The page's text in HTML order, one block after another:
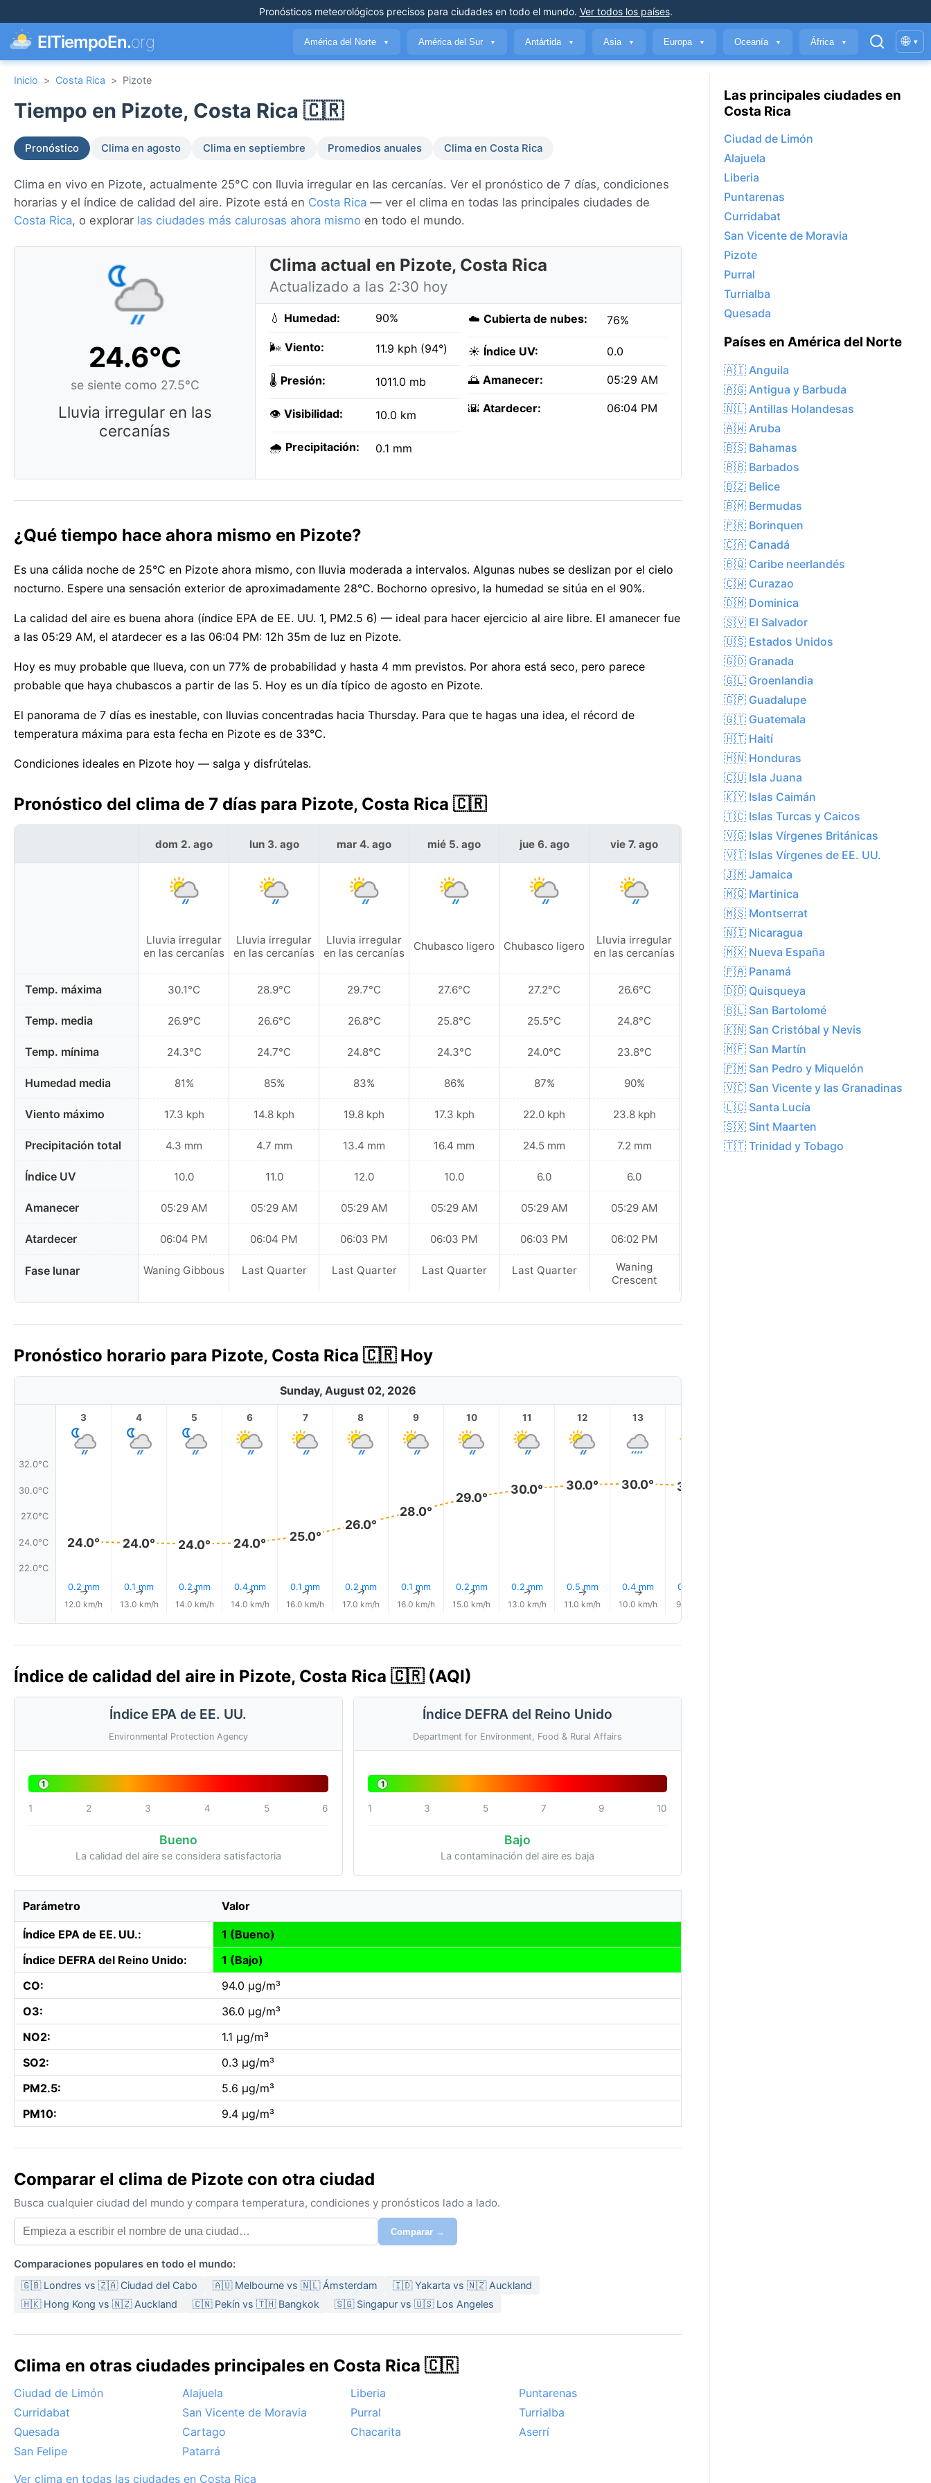
Pronósticos meteorológicos precisospara ciudades en todo el mundo. Ver todos los países.
ElTiempoEn.org América del Norte ▼ América del Sur ▼ Antártida ▼ Asia ▼ Europa ▼ Oceanía ▼ África ▼ 🌐 ▾
Inicio > Costa Rica > Pizote
Tiempo en Pizote, Costa Rica 🇨🇷
Pronóstico Clima en agosto Clima en septiembre Promedios anuales Clima en Costa Rica
Clima en vivo en Pizote, actualmente 25°C con lluvia irregular en las cercanías. Ver el pronóstico de 7 días, condiciones
horarias y el índice de calidad del aire. Pizote está en Costa Rica — ver el clima en todas las principales ciudades de
Costa Rica, o explorar las ciudades más calurosas ahora mismo en todo el mundo.
24.6°C
se siente como 27.5°C
Lluvia irregular en las
cercanías
Clima actual en Pizote, Costa Rica
Actualizado a las 2:30 hoy
💧 Humedad: 90%
🌬️ Viento: 11.9 kph (94°)
🌡️ Presión: 1011.0 mb
👁️ Visibilidad: 10.0 km
🌧️ Precipitación: 0.1 mm
☁️ Cubierta de nubes: 76%
☀️ Índice UV: 0.0
🌅 Amanecer: 05:29 AM
🌇 Atardecer: 06:04 PM
¿Qué tiempo hace ahora mismo en Pizote?
Es una cálida noche de 25°C en Pizote ahora mismo, con lluvia moderada a intervalos. Algunas nubes se deslizan por el cielo
nocturno. Espere una sensación exterior de aproximadamente 28°C. Bochorno opresivo, la humedad se sitúa en el 90%.
La calidad del aire es buena ahora (índice EPA de EE. UU. 1, PM2.5 6) — ideal para hacer ejercicio al aire libre. El amanecer fue
a las 05:29 AM, el atardecer es a las 06:04 PM: 12h 35m de luz en Pizote.
Hoy es muy probable que llueva, con un 77% de probabilidad y hasta 4 mm previstos. Por ahora está seco, pero parece
probable que haya chubascos a partir de las 5. Hoy es un día típico de agosto en Pizote.
El panorama de 7 días es inestable, con lluvias concentradas hacia Thursday. Para que te hagas una idea, el récord de
temperatura máxima para esta fecha en Pizote es de 33°C.
Condiciones ideales en Pizote hoy — salga y disfrútelas.
Pronóstico del clima de 7 días para Pizote, Costa Rica 🇨🇷
Temp. máxima
Temp. media
Temp. mínima
Humedad media
Viento máximo
Precipitación total
Índice UV
Amanecer
Atardecer
Fase lunar
dom 2. ago
Lluvia irregular
en las cercanías
30.1°C
26.9°C
24.3°C
81%
17.3 kph
4.3 mm
10.0
05:29 AM
06:04 PM
Waning Gibbous
lun 3. ago
Lluvia irregular
en las cercanías
28.9°C
26.6°C
24.7°C
85%
14.8 kph
4.7 mm
11.0
05:29 AM
06:04 PM
Last Quarter
mar 4. ago
Lluvia irregular
en las cercanías
29.7°C
26.8°C
24.8°C
83%
19.8 kph
13.4 mm
12.0
05:29 AM
06:03 PM
Last Quarter
mié 5. ago
Chubasco ligero
27.6°C
25.8°C
24.3°C
86%
17.3 kph
16.4 mm
10.0
05:29 AM
06:03 PM
Last Quarter
jue 6. ago
Chubasco ligero
27.2°C
25.5°C
24.0°C
87%
22.0 kph
24.5 mm
6.0
05:29 AM
06:03 PM
Last Quarter
vie 7. ago
Lluvia irregular
en las cercanías
26.6°C
24.8°C
23.8°C
90%
23.8 kph
7.2 mm
6.0
05:29 AM
06:02 PM
Waning
Crescent
sáb 8. ago
Chubasco ligero
27.7°C
24.2°C
89%
24.5 kph
9.4 mm
Pronóstico horario para Pizote, Costa Rica 🇨🇷 Hoy
Sunday, August 02, 2026
32.0°C
30.0°C
27.0°C
24.0°C
22.0°C
3
24.0°
0.2 mm
↑
12.0 km/h
4
24.0°
0.1 mm
↑
13.0 km/h
5
24.0°
0.2 mm
↑
14.0 km/h
6
24.0°
0.4 mm
↑
14.0 km/h
7
25.0°
0.1 mm
↑
16.0 km/h
8
26.0°
0.2 mm
↑
17.0 km/h
9
28.0°
0.1 mm
↑
16.0 km/h
10
29.0°
0.2 mm
↑
15.0 km/h
11
30.0°
0.2 mm
↑
13.0 km/h
12
30.0°
0.5 mm
↑
11.0 km/h
13
30.0°
0.4 mm
↑
10.0 km/h
30.0°
0.2 mm
9.0 km/h
Índice de calidad del aire in Pizote, Costa Rica 🇨🇷 (AQI)
Índice EPA de EE. UU.
Environmental Protection Agency
1
1 2 3 4 5 6
Bueno
La calidad del aire se considera satisfactoria
Índice DEFRA del Reino Unido
Department for Environment, Food & Rural Affairs
1
1 3 5 7 9 10
Bajo
La contaminación del aire es baja
Parámetro Valor
Índice EPA de EE. UU.:
1 (Bueno)
Índice DEFRA del Reino Unido:
1 (Bajo)
CO:
94.0 µg/m³
O3:
36.0 µg/m³
NO2:
1.1 µg/m³
SO2:
0.3 µg/m³
PM2.5:
5.6 µg/m³
PM10:
9.4 µg/m³
Comparar el clima de Pizote con otra ciudad
Busca cualquier ciudad del mundo y compara temperatura, condiciones y pronósticos lado a lado.
Comparar →
Comparaciones populares en todo el mundo:
🇬🇧 Londres vs 🇿🇦 Ciudad del Cabo 🇦🇺 Melbourne vs 🇳🇱 Ámsterdam
🇮🇩 Yakarta vs 🇳🇿 Auckland
🇭🇰 Hong Kong vs 🇳🇿 Auckland
🇨🇳 Pekín vs 🇹🇭 Bangkok 🇸🇬 Singapur vs 🇺🇸 Los Angeles
Clima en otras ciudades principales en Costa Rica 🇨🇷
Ciudad de Limón Alajuela Liberia
Puntarenas
Curridabat
San Vicente de Moravia Purral
Turrialba
Quesada
Cartago Chacarita
Aserrí
San Felipe
Patarrá
Ver clima en todas las ciudades en Costa Rica
Las principales ciudades en
Costa Rica
Ciudad de Limón
Alajuela
Liberia
Puntarenas
Curridabat
San Vicente de Moravia
Pizote
Purral
Turrialba
Quesada
Países en América del Norte
🇦🇮 Anguila
🇦🇬 Antigua y Barbuda
🇳🇱 Antillas Holandesas
🇦🇼 Aruba
🇧🇸 Bahamas
🇧🇧 Barbados
🇧🇿 Belice
🇧🇲 Bermudas
🇵🇷 Borinquen
🇨🇦 Canadá
🇧🇶 Caribe neerlandés
🇨🇼 Curazao
🇩🇲 Dominica
🇸🇻 El Salvador
🇺🇸 Estados Unidos
🇬🇩 Granada
🇬🇱 Groenlandia
🇬🇵 Guadalupe
🇬🇹 Guatemala
🇭🇹 Haití
🇭🇳 Honduras
🇨🇺 Isla Juana
🇰🇾 Islas Caimán
🇹🇨 Islas Turcas y Caicos
🇻🇬 Islas Vírgenes Británicas
🇻🇮 Islas Vírgenes de EE. UU.
🇯🇲 Jamaica
🇲🇶 Martinica
🇲🇸 Montserrat
🇳🇮 Nicaragua
🇲🇽 Nueva España
🇵🇦 Panamá
🇩🇴 Quisqueya
🇧🇱 San Bartolomé
🇰🇳 San Cristóbal y Nevis
🇲🇫 San Martín
🇵🇲 San Pedro y Miquelón
🇻🇨 San Vicente y las Granadinas
🇱🇨 Santa Lucía
🇸🇽 Sint Maarten
🇹🇹 Trinidad y Tobago